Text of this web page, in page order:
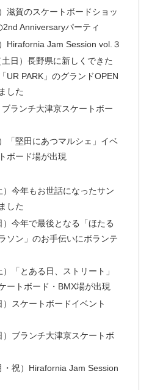
滋賀のスケートボードショッ
Anniversaryパーティ
Hirafornia Jam Session vol.３
日）長野県に新しくできた
UR PARK」のグランドOPEN
した
ランチ大津京スケートボー
「堅田にあつマルシェ」イベ
ボード場が出現
今年もお世話になったサン
した
今年で最後となる「ほたる
ソン」のお手伝いにボランテ
「とある日、ストリート」
ートボード・BMX場が出現
スケートボードイベント
ブランチ大津京スケートボ
祝）Hirafornia Jam Session